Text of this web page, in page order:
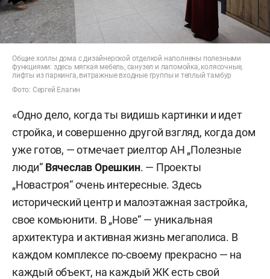
Общие холлы дома с дизайнерской отделкой наполнены полезными
функциями: здесь мягкая мебель, санузел и лапомойка, колясочные,
лифты из паркинга, витражные входные группы и теплый тамбур
Фото: Сергей Елагин
«Одно дело, когда ты видишь картинки и идет
стройка, и совершенно другой взгляд, когда дом
уже готов, — отмечает риелтор АН „Полезные
люди“ Вячеслав Орешкин. — Проекты
„Новастроя“ очень интересные. Здесь
исторический центр и малоэтажная застройка,
свое комьюнити. В „Нове“ — уникальная
архитектура и активная жизнь мегаполиса. В
каждом комплексе по-своему прекрасно — на
каждый объект, на каждый ЖК есть свой